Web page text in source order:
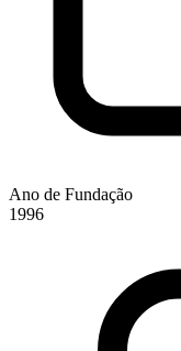
Ano de Fundação
1996